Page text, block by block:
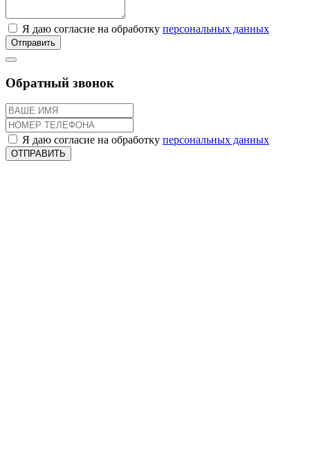
Я даю согласие на обработку персональных данных
Отправить
Обратный звонок
Я даю согласие на обработку персональных данных
ОТПРАВИТЬ